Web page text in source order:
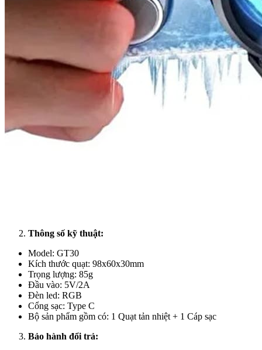
Thông số kỹ thuật:
Model: GT30
Kích thước quạt: 98x60x30mm
Trọng lượng: 85g
Đầu vào: 5V/2A
Đèn led: RGB
Cổng sạc: Type C
Bộ sản phẩm gồm có: 1 Quạt tản nhiệt + 1 Cáp sạc
Bảo hành đổi trả: